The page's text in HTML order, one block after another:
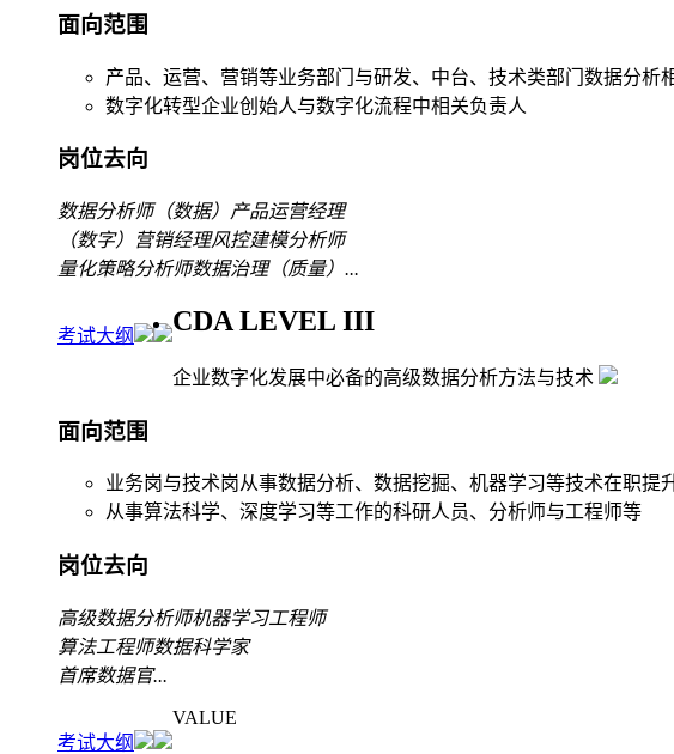
面向范围
产品、运营、营销等业务部门与研发、中台、技术类部门数据分析
数字化转型企业创始人与数字化流程中相关负责人
岗位去向
数据分析师（数据）产品运营经理
（数字）营销经理风控建模分析师
量化策略分析师数据治理（质量） ...
考试大纲 CDA LEVEL III
企业数字化发展中必备的高级数据分析方法与技术
面向范围
业务岗与技术岗从事数据分析、数据挖掘、机器学习等技术在职提
从事算法科学、深度学习等工作的科研人员、分析师与工程师等
岗位去向
高级数据分析师机器学习工程师
算法工程师数据科学家
首席数据官...
考试大纲
VALUE